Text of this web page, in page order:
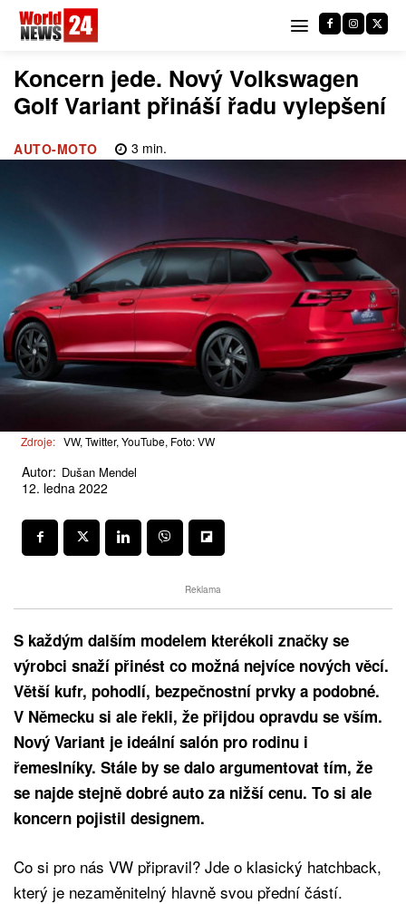
Koncern jede. Nový Volkswagen
Golf Variant přináší řadu vylepšení
AUTO-MOTO 3 min.
Zdroje: VW, Twitter, YouTube, Foto: VW
Autor: Dušan Mendel
12. ledna 2022
Reklama
S každým dalším modelem kterékoli značky se
výrobci snaží přinést co možná nejvíce nových věcí.
Větší kufr, pohodlí, bezpečnostní prvky a podobné.
V Německu si ale řekli, že přijdou opravdu se vším.
Nový Variant je ideální salón pro rodinu i
řemeslníky. Stále by se dalo argumentovat tím, že
se najde stejně dobré auto za nižší cenu. To si ale
koncern pojistil designem.
Co si pro nás VW připravil? Jde o klasický hatchback,
který je nezaměnitelný hlavně svou přední částí.